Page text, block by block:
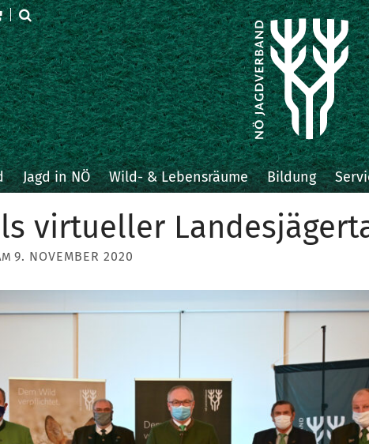
Jagd in NÖ Wild- & Lebensräume Bildung
virtueller
9. NOVEMBER 2020